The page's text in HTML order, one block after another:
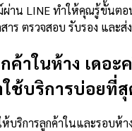
ผ่าน LINE ทำให้คุณรู้ขั้นตอ
าร ตรวจสอบ รับรอง และส่
ค้าในห้าง เดอะ
ช้บริการบ่อยที่สุ
บริการลูกค้าในและรอบห้า